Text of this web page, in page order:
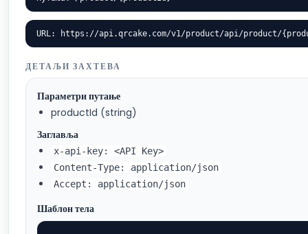
URL: https://api.qrcake.com/v1/product/api/product/
ДЕТАЉИ ЗАХТЕВА
Параметри путање
productId (string)
Заглавља
x-api-key: <API Key>
Content-Type: application/json
Accept: application/json
Шаблон тела